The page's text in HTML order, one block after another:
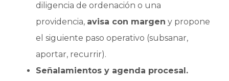
diligencia de ordenación o una
providencia, avisa con margen y propone
el siguiente paso operativo (subsanar,
aportar, recurrir).
Señalamientos y agenda procesal.